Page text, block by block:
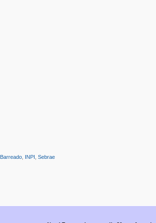
Barreado INPI Sebrae